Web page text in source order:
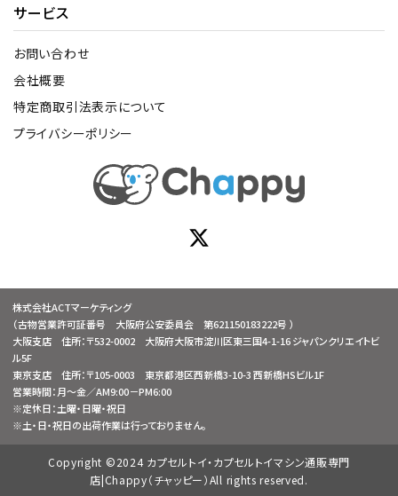
サービス
お問い合わせ
会社概要
特定商取引法表示について
プライバシーポリシー
株式会社ACTマーケティング
（古物営業許可証番号 大阪府公安委員会 第621150183222号 ）
大阪支店 住所：〒532-0002 大阪府大阪市淀川区東三国4-1-16 ジャパンクリエイトビ
ル5F
東京支店 住所：〒105-0003 東京都港区西新橋3-10-3 西新橋HSビル1F
営業時間：月～金／AM9:00－PM6:00
※定休日：土曜・日曜・祝日
※土・日・祝日の出荷作業は行っておりません。
Copyright ©2024 カプセルトイ・カプセルトイマシン通販専門
店|Chappy（チャッピー）All rights reserved.